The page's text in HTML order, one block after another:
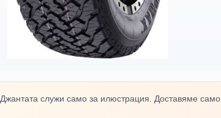
Джантата служи само за илюстрация. Доставяме само